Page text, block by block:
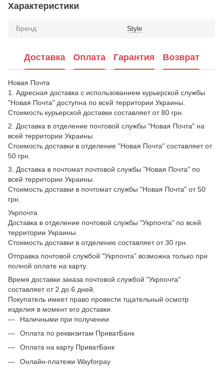
Характеристики
Бренд Style
Доставка Оплата Гарантия Возврат
Новая Почта
1. Адресная доставка с использованием курьерской службы
"Новая Почта" доступна по всей территории Украины.
Стоимость курьерской доставки составляет от 80 грн.
2. Доставка в отделение почтовой службы "Новая Почта" на
всей территории Украины.
Стоимость доставки в отделение "Новая Почта" составляет от
50 грн.
3. Доставка в почтомат почтовой службы "Новая Почта" по
всей территории Украины.
Стоимость доставки в почтомат службы "Новая Почта" от 50
грн.
Укрпочта
Доставка в отделение почтовой службы "Укрпочта" по всей
территории Украины.
Стоимость доставки в отделение составляет от 30 грн.
Отправка почтовой службой "Укрпочта" возможна только при
полной оплате на карту.
Время доставки заказа почтовой службой "Укрпочта"
составляет от 2 до 6 дней.
Покупатель имеет право провести тщательный осмотр
изделия в момент его доставки.
Наличными при получении
Оплата по реквизитам ПриватБанк
Оплата на карту ПриватБанк
Онлайн-платежи Wayforpay